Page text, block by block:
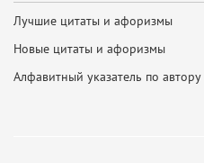
Лучшие цитаты и афоризмы
Новые цитаты и афоризмы
Алфавитный указатель по автору